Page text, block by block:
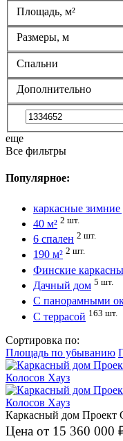
Площадь, м²
Размеры, м
Спальни
Дополнительно
еще
Все фильтры
Популярное:
каркасные зимние
40 м² 2 шт.
6 спален 2 шт.
190 м² 2 шт.
Финские
Дачный дом 5 шт.
С панорамными
С террасой 163 шт.
Сортировка по:
Площадь по убыванию
Каркасный дом Проект
Цена от 15 360 000